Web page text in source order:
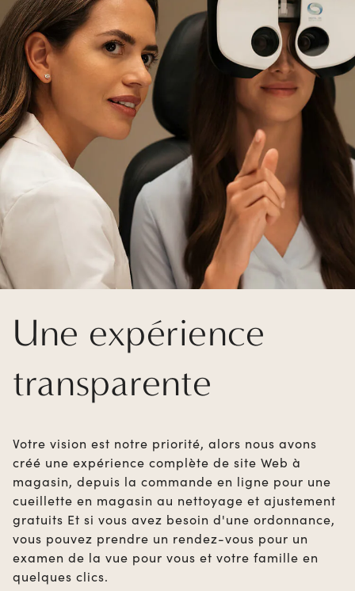
Une expérience
transparente
Votre vision est notre priorité, alors nous avons
créé une expérience complète de site Web à
magasin, depuis la commande en ligne pour une
cueillette en magasin au nettoyage et ajustement
gratuits Et si vous avez besoin d'une ordonnance,
vous pouvez prendre un rendez-vous pour un
examen de la vue pour vous et votre famille en
quelques clics.